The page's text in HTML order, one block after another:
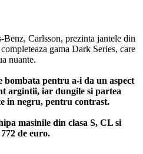
Carlsson, prezinta jantele din
gama Dark Series, care
nuante.
bombata pentru a-i da un aspect
argintii, iar dungile si partea
in negru, pentru contrast.
masinile din clasa S, CL si
de euro.